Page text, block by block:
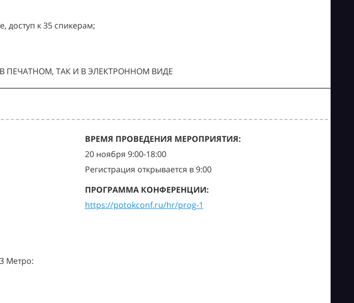
доступ к 35 спикерам;
ПЕЧАТНОМ, ТАК И В ЭЛЕКТРОННОМ ВИДЕ
Метро:
ВРЕМЯ ПРОВЕДЕНИЯ МЕРОПРИЯТИЯ:
20 ноября 9:00-18:00
Регистрация открывается в 9:00
ПРОГРАММА КОНФЕРЕНЦИИ:
https://potokconf.ru/hr/prog-1